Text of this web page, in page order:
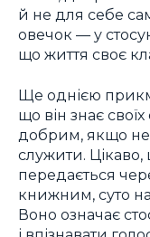
й не для себе
овечок — у
що життя своє
Ще однією
що він знає
добрим, якщо не
служити.
передається
книжним, суто
Воно означає